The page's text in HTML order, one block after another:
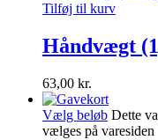
Tilføj til kurv
Håndvægt
63,00 kr.
Vælg beløb Dette
vælges på varesiden